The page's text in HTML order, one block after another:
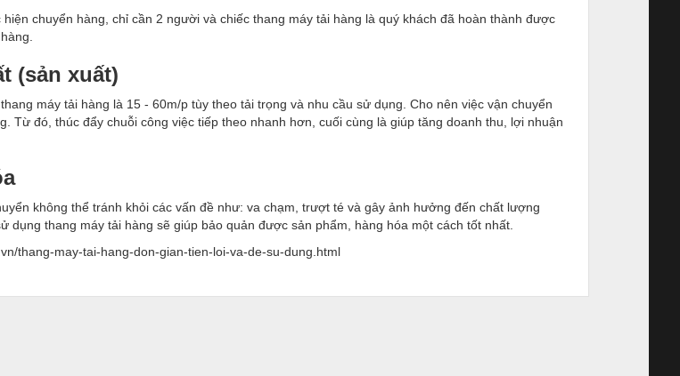
chuyển hàng, chỉ cần 2 người và chiếc thang máy tải hàng là quý khách đã hoàn thành được
(sản xuất)
máy tải hàng là 15 - 60m/p tùy theo tải trọng và nhu cầu sử dụng. Cho nên việc vận chuyển
Từ đó, thúc đẩy chuỗi công việc tiếp theo nhanh hơn, cuối cùng là giúp tăng doanh thu, lợi nhuận
không thể tránh khỏi các vấn đề như: va chạm, trượt té và gây ảnh hưởng đến chất lượng
dụng thang máy tải hàng sẽ giúp bảo quản được sản phẩm, hàng hóa một cách tốt nhất.
thang-may-tai-hang-don-gian-tien-loi-va-de-su-dung.html